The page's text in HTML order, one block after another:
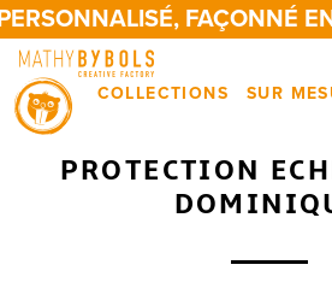
FAÇONNÉ
COLLECTIONS SUR
PROTECTION